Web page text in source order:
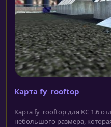
Карта fy_rooftop
Карта fy_rooftop для КС 1.6
небольшого размера,